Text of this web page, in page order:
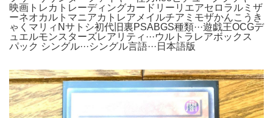
映画トレカトレーディングカードリーリエアセロラルミザ
ーネオカルトマニアカトレアメイルチアミモザかんこうき
ゃくマリィNサトシ初代旧裏PSABGS種類···遊戯王OCGデ
ュエルモンスターズレアリティ···ウルトラレアボックス
パック シングル···シングル言語···日本語版